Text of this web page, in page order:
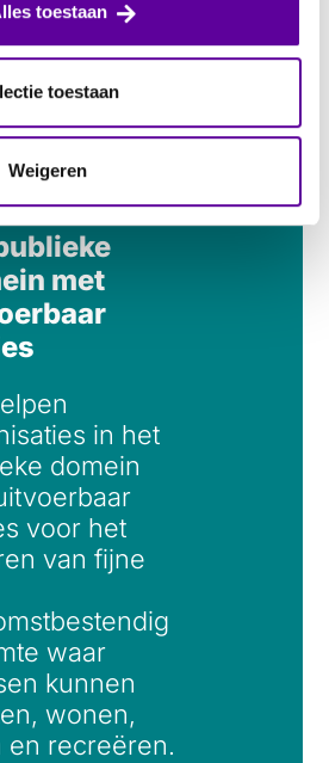
toestaan
toestaan
Weigeren
& Uitvoering
in
met
in het
domein
voor het
van fijne
waar
kunnen
wonen,
en recreëren.